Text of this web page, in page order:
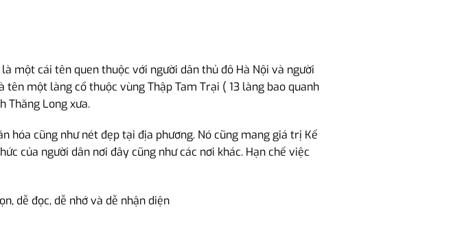
một cái tên quen thuộc với người dân thủ đô Hà Nội và người
một làng cổ thuộc vùng Thập Tam Trại ( 13 làng bao quanh
Thăng Long xưa.
hóa cũng như nét đẹp tại địa phương. Nó cũng mang giá trị Kế
của người dân nơi đây cũng như các nơi khác. Hạn chế việc
dễ đọc, dễ nhớ và dễ nhận diện